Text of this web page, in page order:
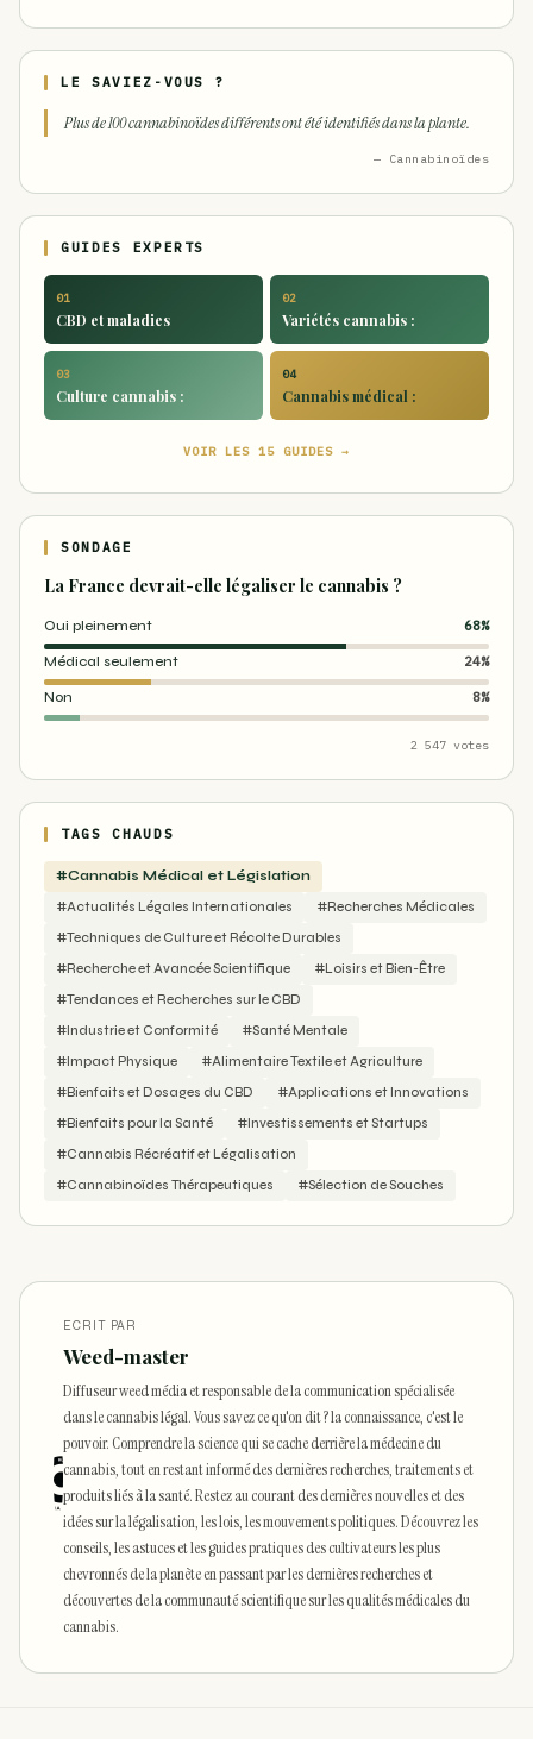
LE SAVIEZ-VOUS ?
Plus de 100 cannabinoïdes différents ont été identifiés dans la plante.
— Cannabinoïdes
GUIDES EXPERTS
01
CBD et maladies
02
Variétés cannabis :
03
Culture cannabis :
04
Cannabis médical :
VOIR LES 15 GUIDES →
SONDAGE
La France devrait-elle légaliser le cannabis ?
Oui pleinement 68%
Médical seulement 24%
Non 8%
2 547 votes
TAGS CHAUDS
#Cannabis Médical et Législation
#Actualités Légales Internationales
#Recherches Médicales
#Techniques de Culture et Récolte Durables
#Recherche et Avancée Scientifique
#Loisirs et Bien-Être
#Tendances et Recherches sur le CBD
#Industrie et Conformité
#Santé Mentale
#Impact Physique
#Alimentaire Textile et Agriculture
#Bienfaits et Dosages du CBD
#Applications et Innovations
#Bienfaits pour la Santé
#Investissements et Startups
#Cannabis Récréatif et Légalisation
#Cannabinoïdes Thérapeutiques
#Sélection de Souches
ECRIT PAR
Weed-master
Diffuseur weed média et responsable de la communication spécialisée
dans le cannabis légal. Vous savez ce qu'on dit ? la connaissance, c'est le
pouvoir. Comprendre la science qui se cache derrière la médecine du
cannabis, tout en restant informé des dernières recherches, traitements et
produits liés à la santé. Restez au courant des dernières nouvelles et des
idées sur la légalisation, les lois, les mouvements politiques. Découvrez les
conseils, les astuces et les guides pratiques des cultivateurs les plus
chevronnés de la planète en passant par les dernières recherches et
découvertes de la communauté scientifique sur les qualités médicales du
cannabis.